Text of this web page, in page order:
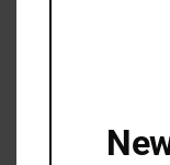
Cara Video Call